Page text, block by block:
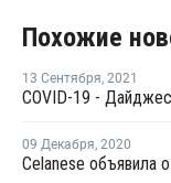
Похожие
13 Сентября, 2021
COVID-19 -
09 Декабря, 2020